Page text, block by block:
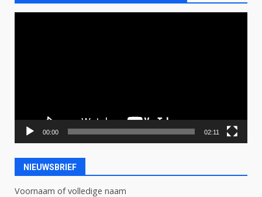
00:00 02:11
NIEUWSBRIEF
Voornaam of volledige naam